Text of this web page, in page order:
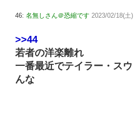
46: 名無しさん＠恐縮です 2023/02/18(土
>>44
若者の洋楽離れ
一番最近でテイラー・ス
んな